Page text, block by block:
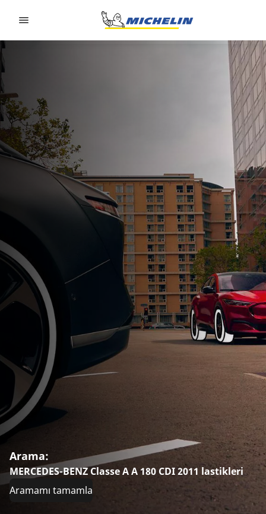
Arama:
MERCEDES-BENZ Classe A A 180 CDI 2011 lastikleri
Aramamı tamamla